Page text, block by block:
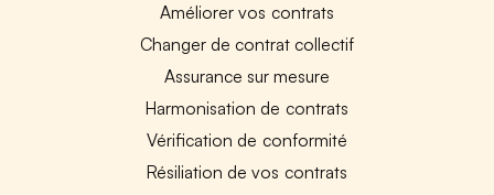
Améliorer vos contrats
Changer de contrat collectif
Assurance sur mesure
Harmonisation de contrats
Vérification de conformité
Résiliation de vos contrats